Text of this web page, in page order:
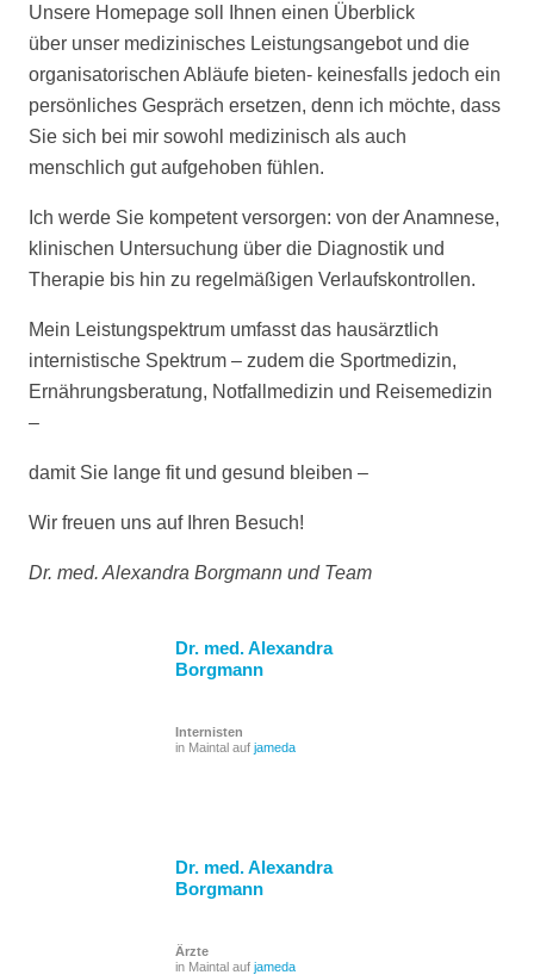
Unsere Homepage soll Ihnen einen Überblick
über unser medizinisches Leistungsangebot und die
organisatorischen Abläufe bieten- keinesfalls jedoch ein
persönliches Gespräch ersetzen, denn ich möchte, dass
Sie sich bei mir sowohl medizinisch als auch
menschlich gut aufgehoben fühlen.
Ich werde Sie kompetent versorgen: von der Anamnese,
klinischen Untersuchung über die Diagnostik und
Therapie bis hin zu regelmäßigen Verlaufskontrollen.
Mein Leistungspektrum umfasst das hausärztlich
internistische Spektrum – zudem die Sportmedizin,
Ernährungsberatung, Notfallmedizin und Reisemedizin
–
damit Sie lange fit und gesund bleiben –
Wir freuen uns auf Ihren Besuch!
Dr. med. Alexandra Borgmann und Team
Dr. med. Alexandra
Borgmann
Internisten
in Maintal auf jameda
Dr. med. Alexandra
Borgmann
Ärzte
in Maintal auf jameda